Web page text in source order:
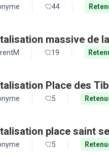
44
massive de
19
Place des
5
place saint
5